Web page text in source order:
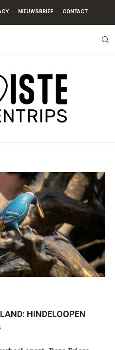
NIEUWSBRIEF CONTACT
HINDELOOPEN